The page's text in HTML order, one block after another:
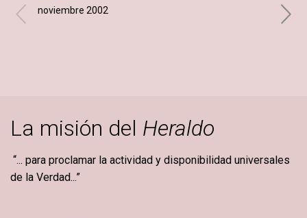
noviembre 2002
La misión del Heraldo
“... para proclamar la actividad y disponibilidad universales
de la Verdad...”